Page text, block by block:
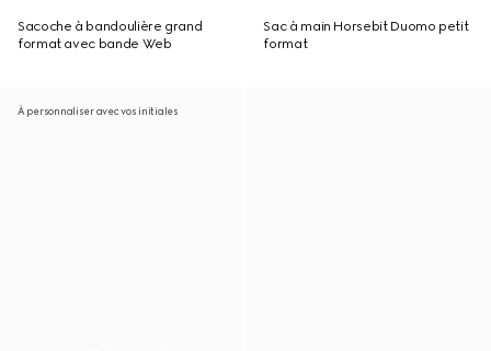
Sacoche à bandoulière grand
format avec bande Web
Sac à main Horsebit Duomo petit
format
À personnaliser avec vos initiales